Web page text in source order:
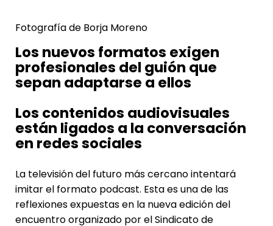
Fotografía de Borja Moreno
Los nuevos formatos exigen
profesionales del guión que
sepan adaptarse a ellos
Los contenidos audiovisuales
están ligados a la conversación
en redes sociales
La televisión del futuro más cercano intentará
imitar el formato podcast. Esta es una de las
reflexiones expuestas en la nueva edición del
encuentro organizado por el Sindicato de